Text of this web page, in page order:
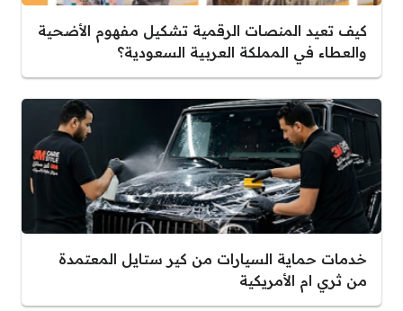
كيف تعيد المنصات الرقمية تشكيل مفهوم الأضحية
والعطاء في المملكة العربية السعودية؟
خدمات حماية السيارات من كير ستايل المعتمدة
من ثري ام الأمريكية